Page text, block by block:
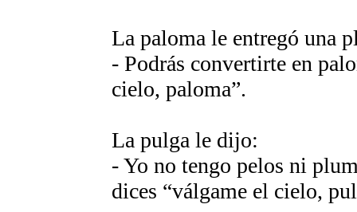
La paloma le entregó una
- Podrás convertirte en
cielo, paloma”.
La pulga le dijo:
- Yo no tengo pelos ni
dices “válgame el cielo,